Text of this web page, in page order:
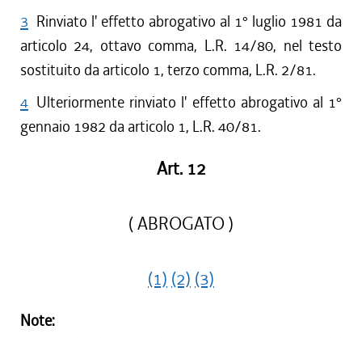
3 Rinviato l' effetto abrogativo al 1° luglio 1981 da
articolo 24, ottavo comma, L.R. 14/80, nel testo
sostituito da articolo 1, terzo comma, L.R. 2/81.
4 Ulteriormente rinviato l' effetto abrogativo al 1°
gennaio 1982 da articolo 1, L.R. 40/81.
Art. 12
( ABROGATO )
(1) (2) (3)
Note: